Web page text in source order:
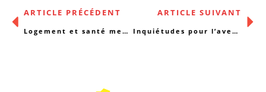
ARTICLE PRÉCÉDENT
Logement et santé mentale : collaborer, au-delà des barrières ?
ARTICLE SUIVANT
Inquiétudes pour l’avenir de la Promotion de la santé